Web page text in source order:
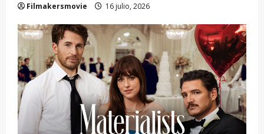
Filmakersmovie 16 julio, 2026